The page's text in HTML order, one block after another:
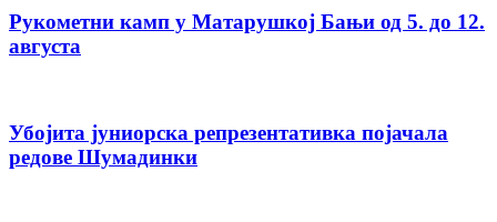
Рукометни камп у Матарушкој Бањи од 5. до 12.
августа
Убојита јуниорска репрезентативка појачала
редове Шумадинки